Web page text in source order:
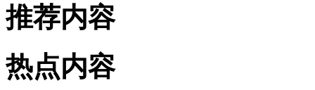
推荐内容
热点内容